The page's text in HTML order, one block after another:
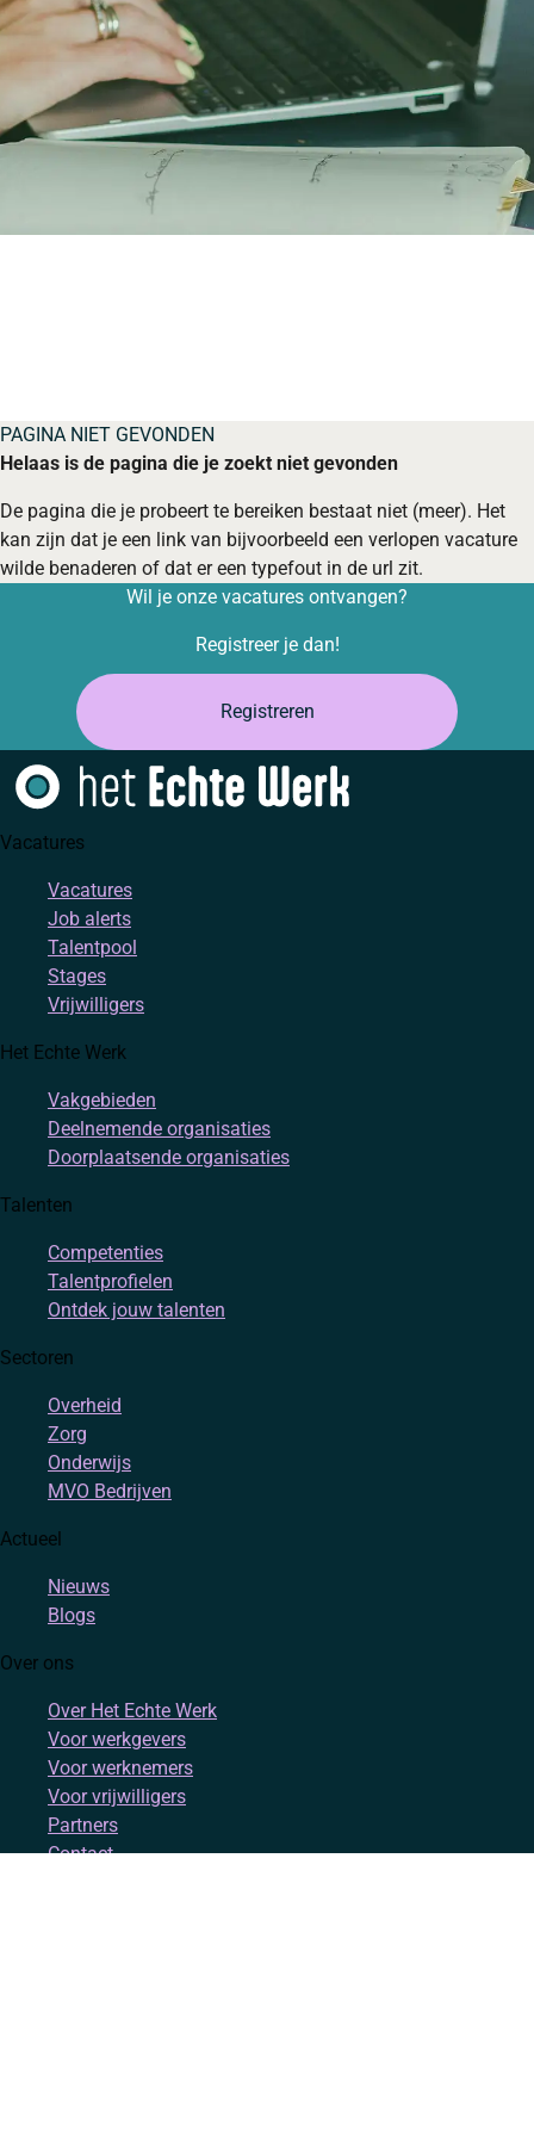
PAGINA NIET GEVONDEN
Helaas is de pagina die je zoekt niet gevonden
De pagina die je probeert te bereiken bestaat niet (meer). Het
kan zijn dat je een link van bijvoorbeeld een verlopen vacature
wilde benaderen of dat er een typefout in de url zit.
Wil je onze vacatures ontvangen?
Registreer je dan!
Registreren
Vacatures
Vacatures
Job alerts
Talentpool
Stages
Vrijwilligers
Het Echte Werk
Vakgebieden
Deelnemende organisaties
Doorplaatsende organisaties
Talenten
Competenties
Talentprofielen
Ontdek jouw talenten
Sectoren
Overheid
Zorg
Onderwijs
MVO Bedrijven
Actueel
Nieuws
Blogs
Over ons
Over Het Echte Werk
Voor werkgevers
Voor werknemers
Voor vrijwilligers
Partners
Contact